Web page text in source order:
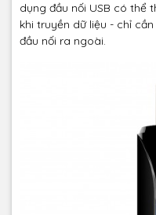
dụng đầu nối USB có thể
khi truyền dữ liệu - chỉ
đầu nối ra ngoài.